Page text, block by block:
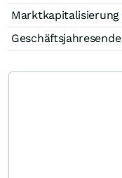
Marktkapitalisierung
Geschäftsjahresende